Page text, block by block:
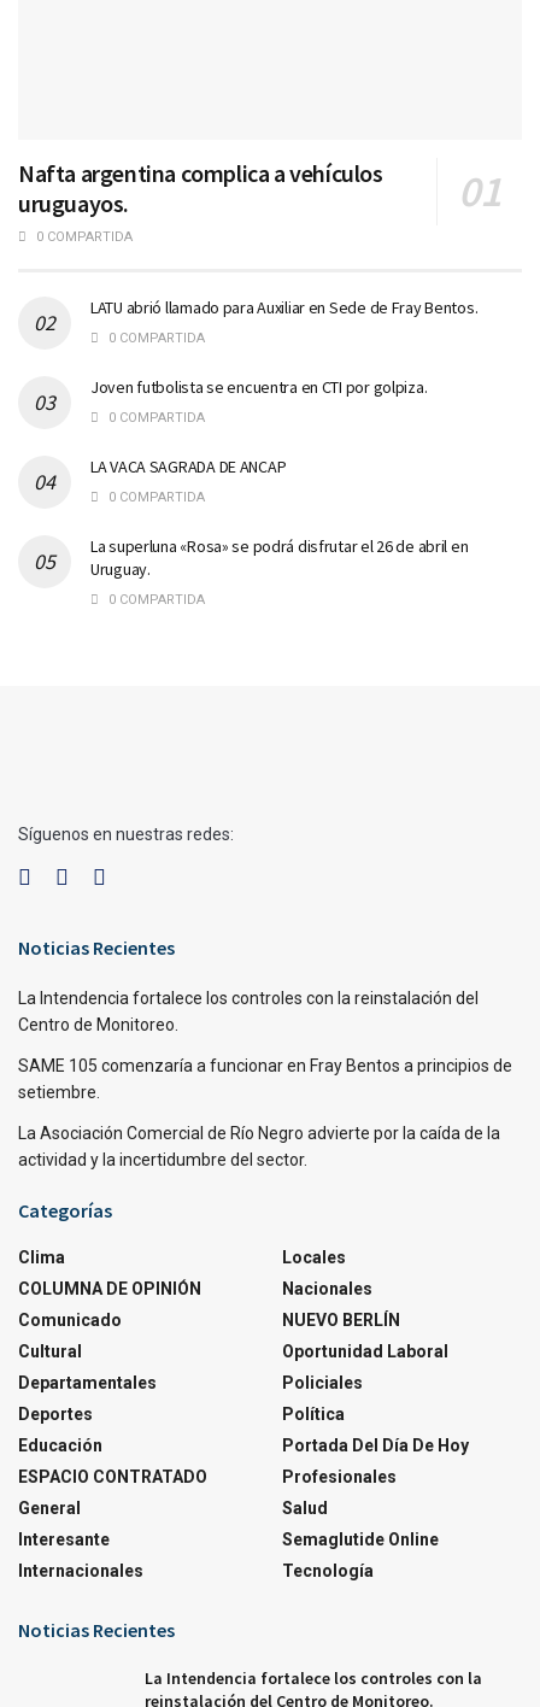
Nafta argentina complica a vehículos
uruguayos.
0 COMPARTIDA
LATU abrió llamado para Auxiliar en Sede de Fray Bentos.
0 COMPARTIDA
Joven futbolista se encuentra en CTI por golpiza.
0 COMPARTIDA
LA VACA SAGRADA DE ANCAP
0 COMPARTIDA
La superluna «Rosa» se podrá disfrutar el 26 de abril en
Uruguay.
0 COMPARTIDA
Síguenos en nuestras redes:
Noticias Recientes
La Intendencia fortalece los controles con la reinstalación del
Centro de Monitoreo.
SAME 105 comenzaría a funcionar en Fray Bentos a principios de
setiembre.
La Asociación Comercial de Río Negro advierte por la caída de la
actividad y la incertidumbre del sector.
Categorías
Clima
COLUMNA DE OPINIÓN
Comunicado
Cultural
Departamentales
Deportes
Educación
ESPACIO CONTRATADO
General
Interesante
Internacionales
Locales
Nacionales
NUEVO BERLÍN
Oportunidad Laboral
Policiales
Política
Portada Del Día De Hoy
Profesionales
Salud
Semaglutide Online
Tecnología
Noticias Recientes
La Intendencia fortalece los controles con la
reinstalación del Centro de Monitoreo.